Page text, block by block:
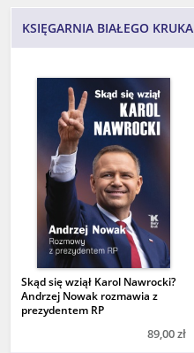
KSIĘGARNIA BIAŁEGO KRUKA
Skąd się wziął Karol Nawrocki?
Andrzej Nowak rozmawia z
prezydentem RP
89,00 zł